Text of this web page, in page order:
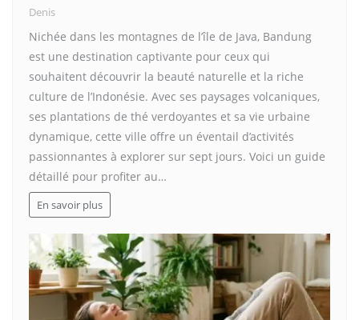
Denis
Nichée dans les montagnes de l’île de Java, Bandung
est une destination captivante pour ceux qui
souhaitent découvrir la beauté naturelle et la riche
culture de l’Indonésie. Avec ses paysages volcaniques,
ses plantations de thé verdoyantes et sa vie urbaine
dynamique, cette ville offre un éventail d’activités
passionnantes à explorer sur sept jours. Voici un guide
détaillé pour profiter au…
En savoir plus